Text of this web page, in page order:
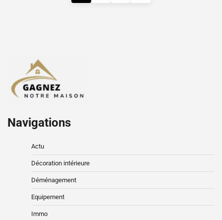
Navigations
Actu
Décoration intérieure
Déménagement
Equipement
Immo